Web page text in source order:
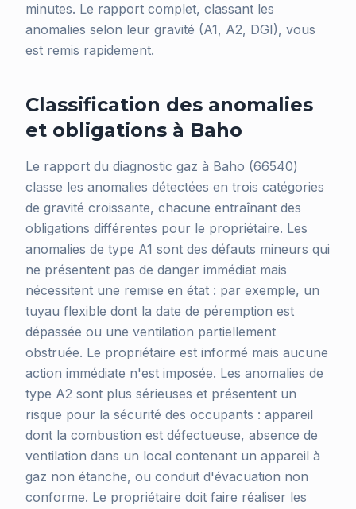
minutes. Le rapport complet, classant les
anomalies selon leur gravité (A1, A2, DGI), vous
est remis rapidement.
Classification des anomalies
et obligations à Baho
Le rapport du diagnostic gaz à Baho (66540)
classe les anomalies détectées en trois catégories
de gravité croissante, chacune entraînant des
obligations différentes pour le propriétaire. Les
anomalies de type A1 sont des défauts mineurs qui
ne présentent pas de danger immédiat mais
nécessitent une remise en état : par exemple, un
tuyau flexible dont la date de péremption est
dépassée ou une ventilation partiellement
obstruée. Le propriétaire est informé mais aucune
action immédiate n'est imposée. Les anomalies de
type A2 sont plus sérieuses et présentent un
risque pour la sécurité des occupants : appareil
dont la combustion est défectueuse, absence de
ventilation dans un local contenant un appareil à
gaz non étanche, ou conduit d'évacuation non
conforme. Le propriétaire doit faire réaliser les